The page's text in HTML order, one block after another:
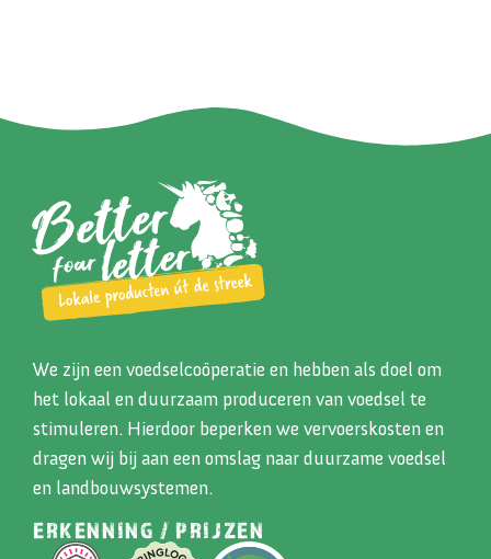
We zijn een voedselcoöperatie en hebben als doel om
het lokaal en duurzaam produceren van voedsel te
stimuleren. Hierdoor beperken we vervoerskosten en
dragen wij bij aan een omslag naar duurzame voedsel
en landbouwsystemen.
ERKENNING / PRIJZEN